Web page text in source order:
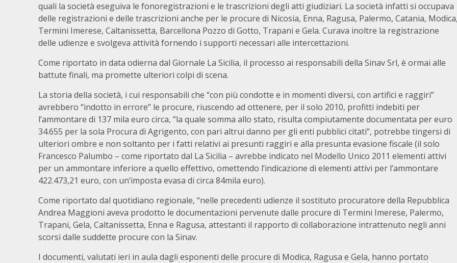
quali la società eseguiva le fonoregistrazioni e le trascrizioni degli atti giudiziari. La società infatti si occupava
delle registrazioni e delle trascrizioni anche per le procure di Nicosia, Enna, Ragusa, Palermo, Catania,
Termini Imerese, Caltanissetta, Barcellona Pozzo di Gotto, Trapani e Gela. Curava inoltre la registrazione
delle udienze e svolgeva attività fornendo i supporti necessari alle intercettazioni.
Come riportato in data odierna dal Giornale La Sicilia, il processo ai responsabili della Sinav Srl, è ormai alle
battute finali, ma promette ulteriori colpi di scena.
La storia della società, i cui responsabili che “con più condotte e in momenti diversi, con artifici e raggiri”
avrebbero “indotto in errore” le procure, riuscendo ad ottenere, per il solo 2010, profitti indebiti per
l’ammontare di 137 mila euro circa, “la quale somma allo stato, risulta compiutamente documentata per euro
34.655 per la sola Procura di Agrigento, con pari altrui danno per gli enti pubblici citati”, potrebbe tingersi di
ulteriori ombre e non soltanto per i fatti relativi ai presunti raggiri e alla presunta evasione fiscale (il solo
Francesco Palumbo – come riportato dal La Sicilia – avrebbe indicato nel Modello Unico 2011 elementi attivi
per un ammontare inferiore a quello effettivo, omettendo l’indicazione di elementi attivi per l’ammontare
422.473,21 euro, con un’imposta evasa di circa 84mila euro).
Come riportato dal quotidiano regionale, “nelle precedenti udienze il sostituto procuratore della Repubblica
Andrea Maggioni aveva prodotto le documentazioni pervenute dalle procure di Termini Imerese, Palermo,
Trapani, Gela, Caltanissetta, Enna e Ragusa, attestanti il rapporto di collaborazione intrattenuto negli anni
scorsi dalle suddette procure con la Sinav.
I documenti, valutati ieri in aula dagli esponenti delle procure di Modica, Ragusa e Gela, hanno portato